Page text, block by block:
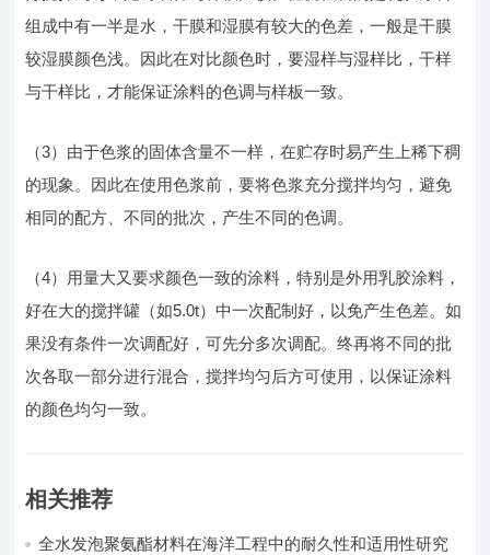
组成中有一半是水，干膜和湿膜有较大的色差，一般是干膜
较湿膜颜色浅。因此在对比颜色时，要湿样与湿样比，干样
与干样比，才能保证涂料的色调与样板一致。
（3）由于色浆的固体含量不一样，在贮存时易产生上稀下稠
的现象。因此在使用色浆前，要将色浆充分搅拌均匀，避免
相同的配方、不同的批次，产生不同的色调。
（4）用量大又要求颜色一致的涂料，特别是外用乳胶涂料，
好在大的搅拌罐（如5.0t）中一次配制好，以免产生色差。如
果没有条件一次调配好，可先分多次调配。终再将不同的批
次各取一部分进行混合，搅拌均匀后方可使用，以保证涂料
的颜色均匀一致。
相关推荐
全水发泡聚氨酯材料在海洋工程中的耐久性和适用性研究